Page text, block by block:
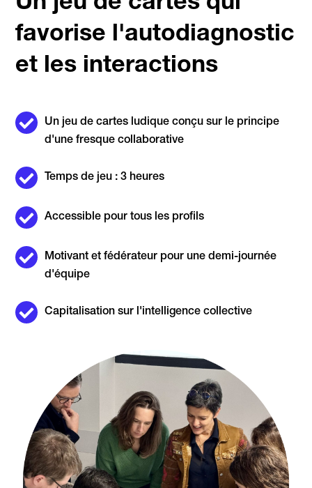
favorise l'autodiagnostic
et les interactions
Un jeu de cartes ludique conçu sur le principe
d'une fresque collaborative
Temps de jeu : 3 heures
Accessible pour tous les profils
Motivant et fédérateur pour une demi-journée
d'équipe
Capitalisation sur l'intelligence collective